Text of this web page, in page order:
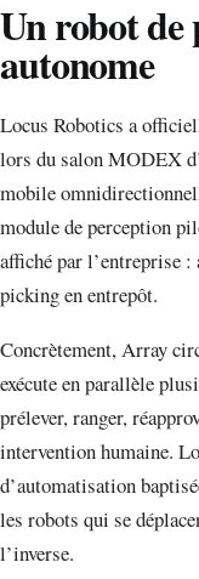
Un robot de
autonome
Locus Robotics a
lors du salon MODEX
mobile
module de perception
affiché par l’entreprise
picking en entrepôt.
Concrètement, Array
exécute en parallèle
prélever, ranger,
intervention humaine.
d’automatisation
les robots qui se
l’inverse.